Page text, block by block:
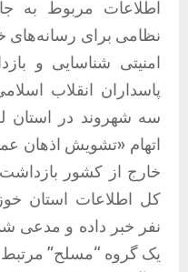
اطلاعات مربوط به
نظامی برای رسانه‌های
امنیتی شناسایی و
پاسداران انقلاب
سه شهروند در استان
اتهام «تشویش اذهان
خارج از کشور
کل اطلاعات استان
نفر خبر داده و مدعی
یک گروه “مسلح” مرتبط